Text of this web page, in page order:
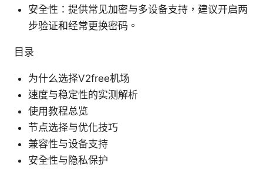
安全性：提供常见加密与多设备支持，建议开启两
步验证和经常更换密码。
目录
为什么选择V2free机场
速度与稳定性的实测解析
使用教程总览
节点选择与优化技巧
兼容性与设备支持
安全性与隐私保护